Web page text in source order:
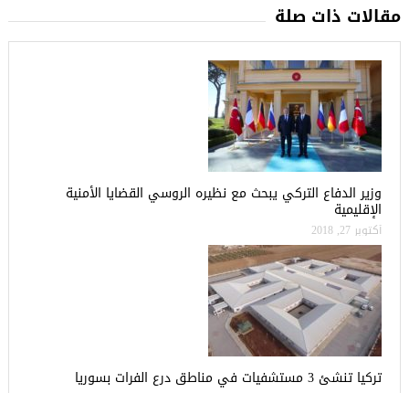
مقالات ذات صلة
وزير الدفاع التركي يبحث مع نظيره الروسي القضايا الأمنية
الإقليمية
أكتوبر 27, 2018
تركيا تنشئ 3 مستشفيات في مناطق درع الفرات بسوريا